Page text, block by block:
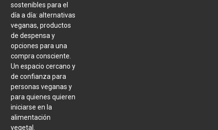
sostenibles para el
día a día: alternativas
veganas, productos
de despensa y
opciones para una
compra consciente.
Un espacio cercano y
de confianza para
personas veganas y
para quienes quieren
iniciarse en la
alimentación
vegetal.